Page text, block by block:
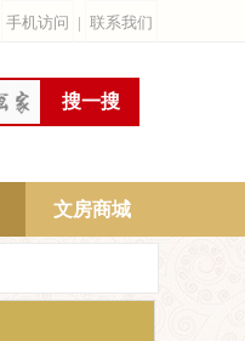
手机访问 | 联系我们
文房商城